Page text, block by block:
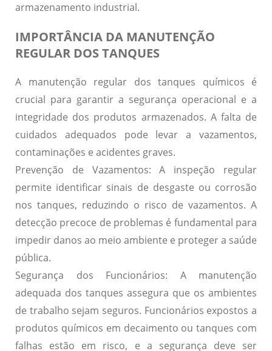
armazenamento industrial.
IMPORTÂNCIA DA MANUTENÇÃO
REGULAR DOS TANQUES
A manutenção regular dos tanques químicos é
crucial para garantir a segurança operacional e a
integridade dos produtos armazenados. A falta de
cuidados adequados pode levar a vazamentos,
contaminações e acidentes graves.
Prevenção de Vazamentos: A inspeção regular
permite identificar sinais de desgaste ou corrosão
nos tanques, reduzindo o risco de vazamentos. A
detecção precoce de problemas é fundamental para
impedir danos ao meio ambiente e proteger a saúde
pública.
Segurança dos Funcionários: A manutenção
adequada dos tanques assegura que os ambientes
de trabalho sejam seguros. Funcionários expostos a
produtos químicos em decaimento ou tanques com
falhas estão em risco, e a segurança deve ser